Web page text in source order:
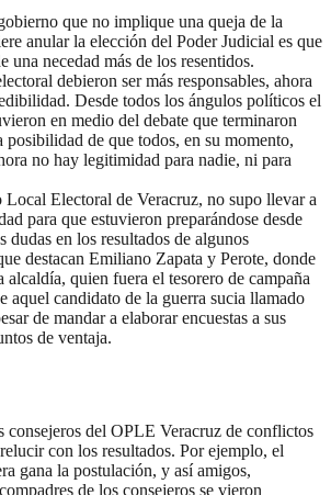
que no implique una queja de la
anular la elección del Poder Judicial es que
una necedad más de los resentidos.
debieron ser más responsables, ahora
Desde todos los ángulos políticos el
en medio del debate que terminaron
posibilidad de que todos, en su momento,
no hay legitimidad para nadie, ni para
Electoral de Veracruz, no supo llevar a
para que estuvieron preparándose desde
dudas en los resultados de algunos
destacan Emiliano Zapata y Perote, donde
alcaldía, quien fuera el tesorero de campaña
aquel candidato de la guerra sucia llamado
de mandar a elaborar encuestas a sus
de ventaja.
consejeros del OPLE Veracruz de conflictos
con los resultados. Por ejemplo, el
gana la postulación, y así amigos,
de los consejeros se vieron